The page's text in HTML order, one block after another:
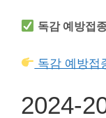
독감 예방접
독감 예방접
2024-